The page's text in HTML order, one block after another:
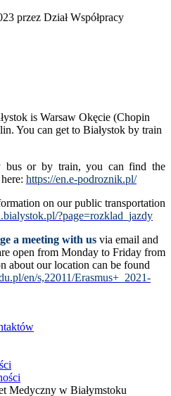
przez Dział Współpracy
is Warsaw Okęcie (Chopin
You can get to Białystok by train
bus or by train, you can find the
https://en.e-podroznik.pl/
on our public transportation
?page=rozklad_jazdy
a meeting with us via email and
open from Monday to Friday from
about our location can be found
en/s,22011/Erasmus+_2021-
Medyczny w Białymstoku